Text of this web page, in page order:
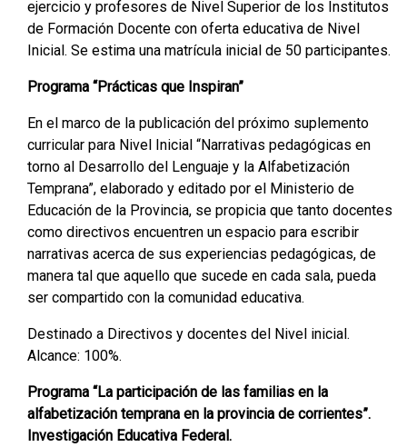
ejercicio y profesores de Nivel Superior de los Institutos
de Formación Docente con oferta educativa de Nivel
Inicial. Se estima una matrícula inicial de 50 participantes.
Programa “Prácticas que Inspiran”
En el marco de la publicación del próximo suplemento
curricular para Nivel Inicial “Narrativas pedagógicas en
torno al Desarrollo del Lenguaje y la Alfabetización
Temprana”, elaborado y editado por el Ministerio de
Educación de la Provincia, se propicia que tanto docentes
como directivos encuentren un espacio para escribir
narrativas acerca de sus experiencias pedagógicas, de
manera tal que aquello que sucede en cada sala, pueda
ser compartido con la comunidad educativa.
Destinado a Directivos y docentes del Nivel inicial.
Alcance: 100%.
Programa “La participación de las familias en la
alfabetización temprana en la provincia de corrientes”.
Investigación Educativa Federal.